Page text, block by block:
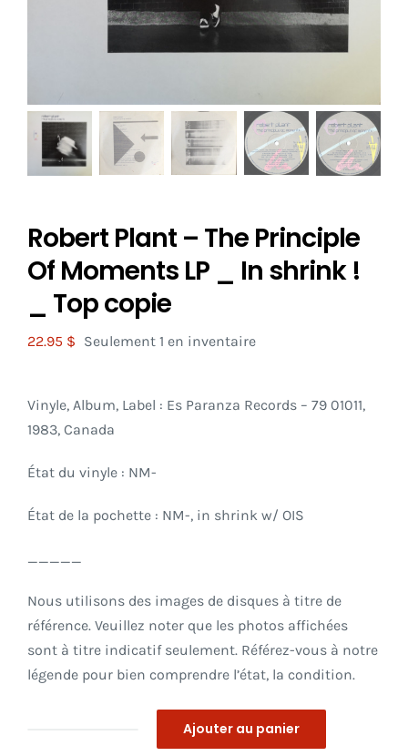
Robert Plant – The Principle
Of Moments LP _ In shrink !
_ Top copie
22.95 $ Seulement 1 en inventaire
Vinyle, Album, Label : Es Paranza Records – 79 01011,
1983, Canada
État du vinyle : NM-
État de la pochette : NM-, in shrink w/ OIS
_____
Nous utilisons des images de disques à titre de
référence. Veuillez noter que les photos affichées
sont à titre indicatif seulement. Référez-vous à notre
légende pour bien comprendre l’état, la condition.
Ajouter au panier